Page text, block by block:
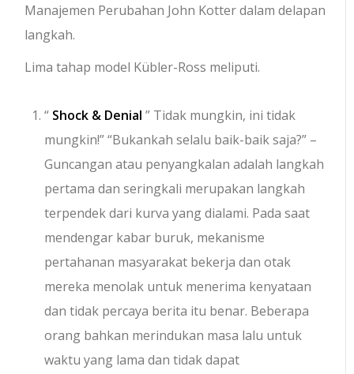
Manajemen Perubahan John Kotter dalam delapan
langkah.
Lima tahap model Kübler-Ross meliputi.
“ Shock & Denial ” Tidak mungkin, ini tidak
mungkin!” “Bukankah selalu baik-baik saja?” –
Guncangan atau penyangkalan adalah langkah
pertama dan seringkali merupakan langkah
terpendek dari kurva yang dialami. Pada saat
mendengar kabar buruk, mekanisme
pertahanan masyarakat bekerja dan otak
mereka menolak untuk menerima kenyataan
dan tidak percaya berita itu benar. Beberapa
orang bahkan merindukan masa lalu untuk
waktu yang lama dan tidak dapat